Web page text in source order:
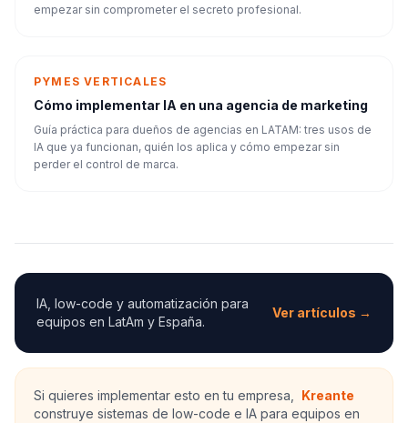
empezar sin comprometer el secreto profesional.
PYMES VERTICALES
Cómo implementar IA en una agencia de marketing
Guía práctica para dueños de agencias en LATAM: tres usos de
IA que ya funcionan, quién los aplica y cómo empezar sin
perder el control de marca.
IA, low-code y automatización para
equipos en LatAm y España.
Ver artículos →
Si quieres implementar esto en tu empresa,
Kreante
construye sistemas de low-code e IA para equipos en